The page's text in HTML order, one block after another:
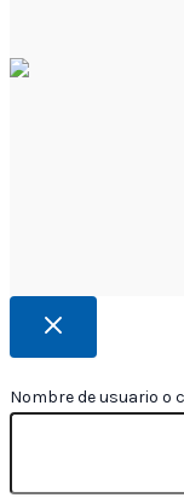
Nombre de usuario o